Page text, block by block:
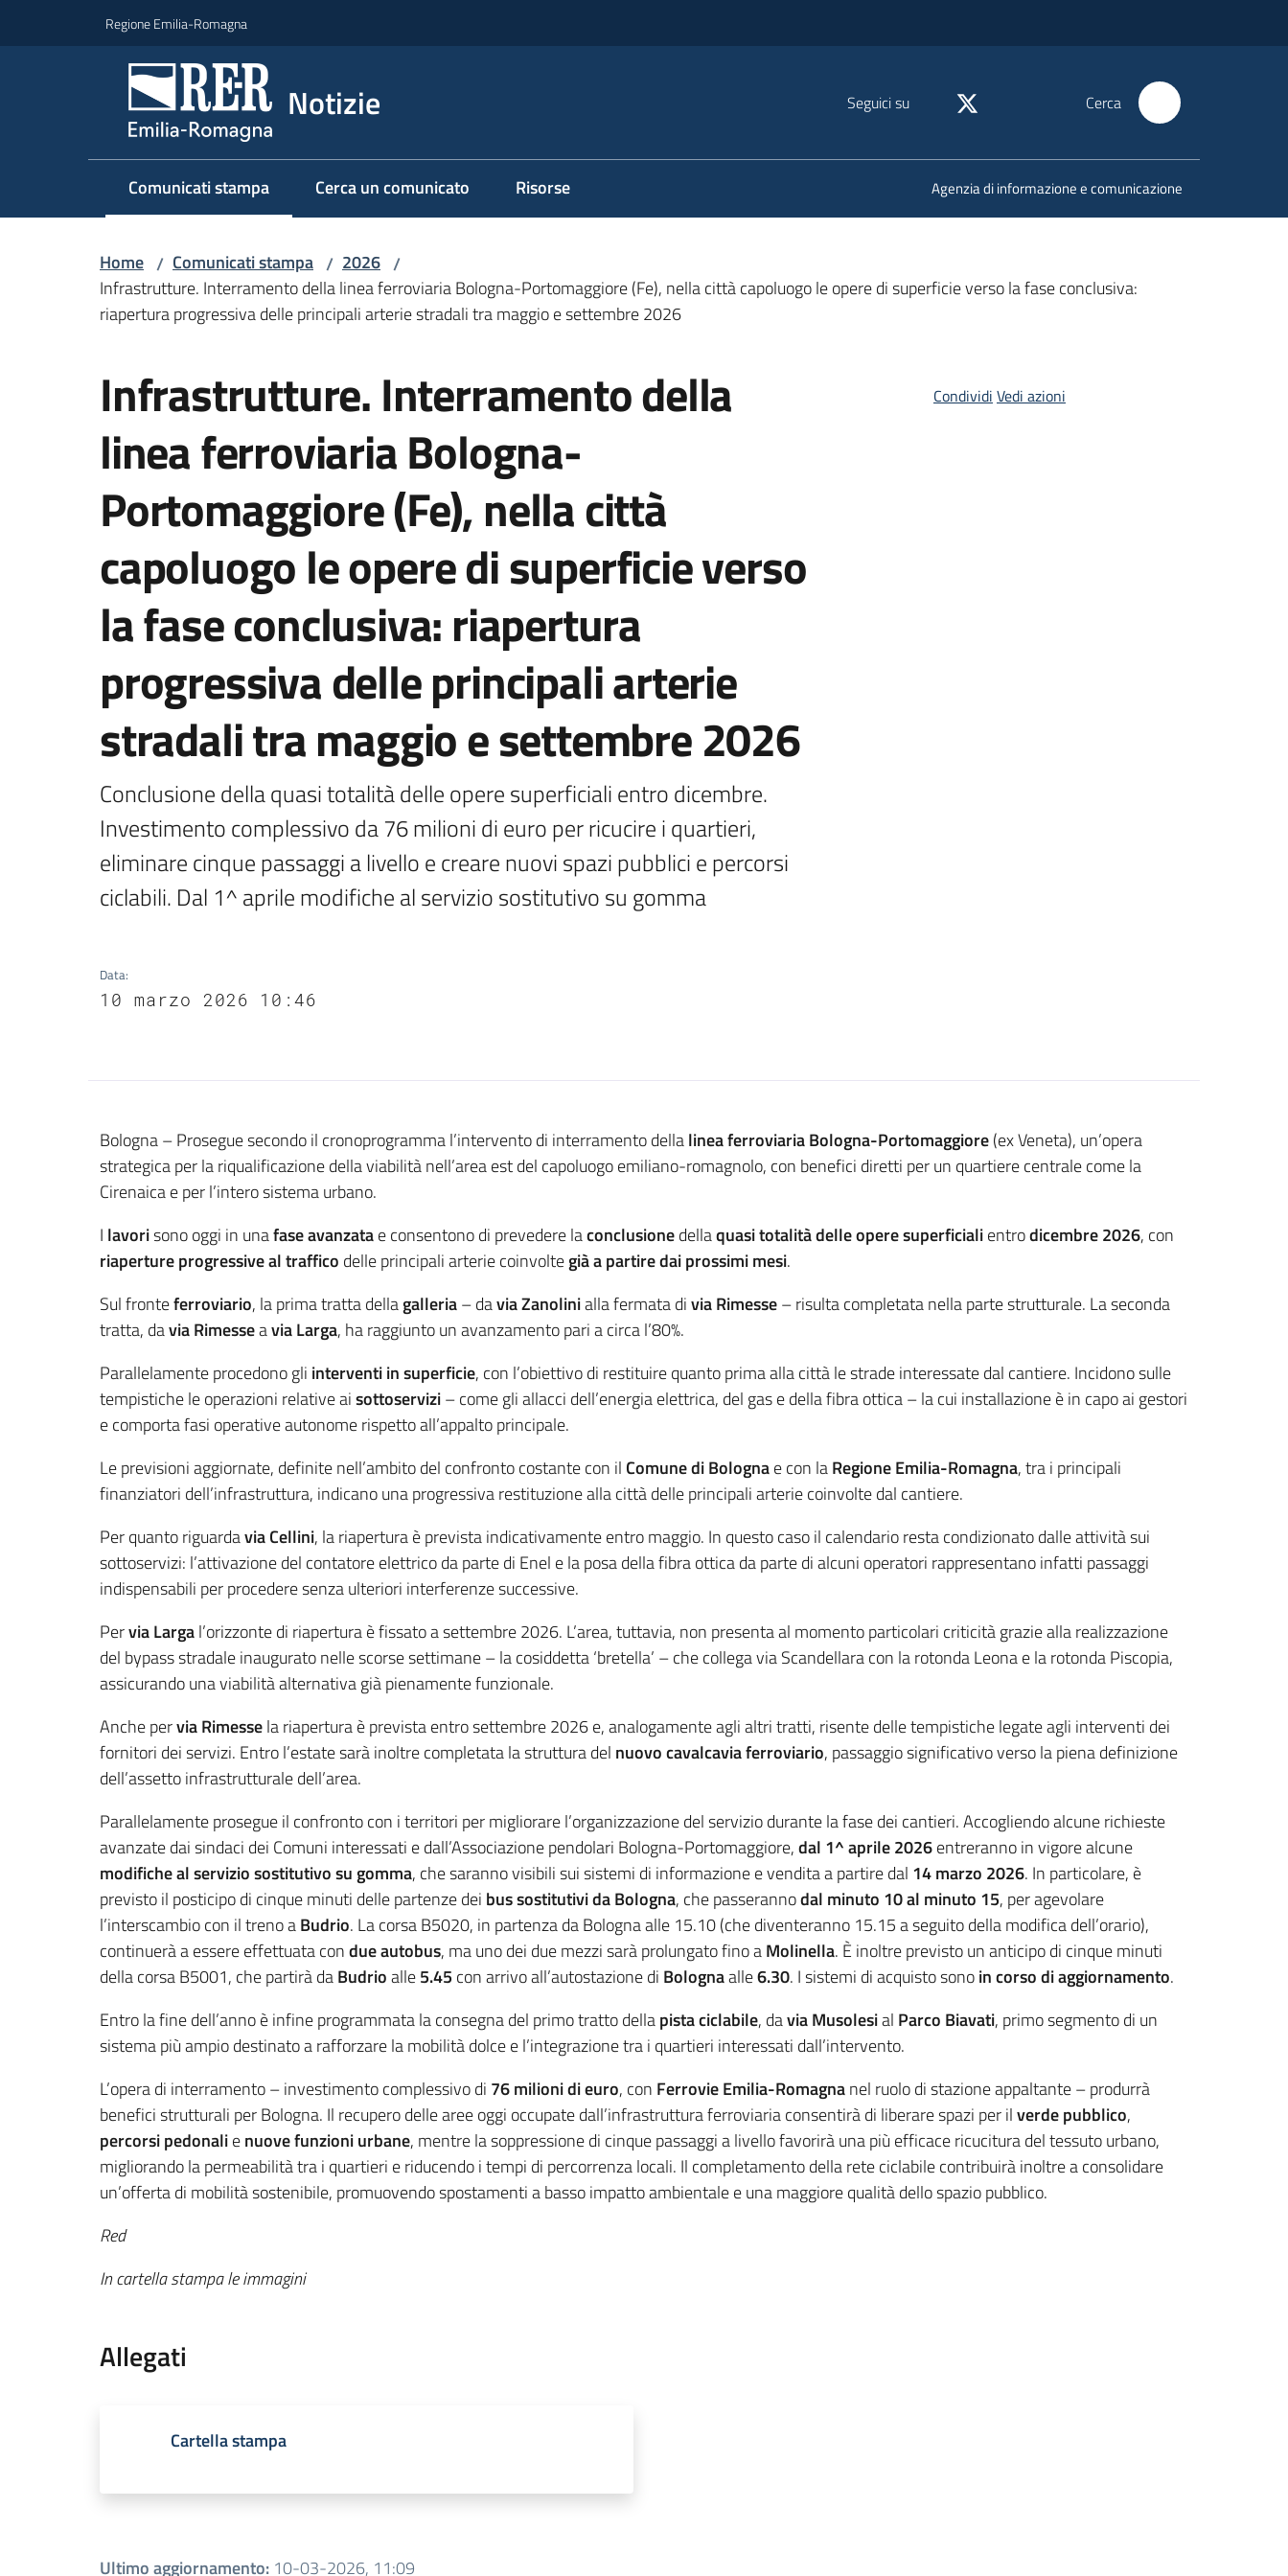
Regione Emilia-Romagna
Notizie Seguici su Cerca
Comunicati stampa
Menu selezionato Cerca un comunicato Risorse Agenzia di informazione e comunicazione
Home / Comunicati stampa / 2026 /
Infrastrutture. Interramento della linea ferroviaria Bologna-Portomaggiore (Fe), nella città capoluogo le opere di superficie verso la fase conclusiva:
riapertura progressiva delle principali arterie stradali tra maggio e settembre 2026
Infrastrutture. Interramento della
linea ferroviaria Bologna-
Portomaggiore (Fe), nella città
capoluogo le opere di superficie verso
la fase conclusiva: riapertura
progressiva delle principali arterie
stradali tra maggio e settembre 2026
Conclusione della quasi totalità delle opere superficiali entro dicembre.
Investimento complessivo da 76 milioni di euro per ricucire i quartieri,
eliminare cinque passaggi a livello e creare nuovi spazi pubblici e percorsi
ciclabili. Dal 1^ aprile modifiche al servizio sostitutivo su gomma
Data:
10 marzo 2026 10:46
Condividi Vedi azioni
Contenuto
Bologna – Prosegue secondo il cronoprogramma l’intervento di interramento dellalinea ferroviaria Bologna-Portomaggiore(ex Veneta), un’opera
strategica per la riqualificazione della viabilità nell’area est del capoluogo emiliano-romagnolo, con benefici diretti per un quartiere centrale come la
Cirenaica e per l’intero sistema urbano.
I lavorisono oggi in unafase avanzatae consentono di prevedere laconclusionedellaquasi totalità delle opere superficialientrodicembre 2026, con
riaperture progressive al traffico delle principali arterie coinvoltegià a partire dai prossimi mesi.
Sul fronteferroviario, la prima tratta dellagalleria– davia Zanolinialla fermata divia Rimesse– risulta completata nella parte strutturale. La seconda
tratta, davia Rimesseavia Larga, ha raggiunto un avanzamento pari a circa l’80%.
Parallelamente procedono gli interventi in superficie, con l’obiettivo di restituire quanto prima alla città le strade interessate dal cantiere. Incidono sulle
tempistiche le operazioni relative aisottoservizi– come gli allacci dell’energia elettrica, del gas e della fibra ottica – la cui installazione è in capo ai gestori
e comporta fasi operative autonome rispetto all’appalto principale.
Le previsioni aggiornate, definite nell’ambito del confronto costante con il Comune di Bolognae con laRegione Emilia-Romagna, tra i principali
finanziatori dell’infrastruttura, indicano una progressiva restituzione alla città delle principali arterie coinvolte dal cantiere.
Per quanto riguardavia Cellini, la riapertura è prevista indicativamente entro maggio. In questo caso il calendario resta condizionato dalle attività sui
sottoservizi: l’attivazione del contatore elettrico da parte di Enel e la posa della fibra ottica da parte di alcuni operatori rappresentano infatti passaggi
indispensabili per procedere senza ulteriori interferenze successive.
Pervia Largal’orizzonte di riapertura è fissato a settembre 2026. L’area, tuttavia, non presenta al momento particolari criticità grazie alla realizzazione
del bypass stradale inaugurato nelle scorse settimane – la cosiddetta ‘bretella’ – che collega via Scandellara con la rotonda Leona e la rotonda Piscopia,
assicurando una viabilità alternativa già pienamente funzionale.
Anche pervia Rimessela riapertura è prevista entro settembre 2026 e, analogamente agli altri tratti, risente delle tempistiche legate agli interventi dei
fornitori dei servizi. Entro l’estate sarà inoltre completata la struttura del nuovo cavalcavia ferroviario, passaggio significativo verso la piena definizione
dell’assetto infrastrutturale dell’area.
Parallelamente prosegue il confronto con i territori per migliorare l’organizzazione del servizio durante la fase dei cantieri. Accogliendo alcune richieste
avanzate dai sindaci dei Comuni interessati e dall’Associazione pendolari Bologna-Portomaggiore,dal 1^ aprile 2026entreranno in vigore alcune
modifiche al servizio sostitutivo su gomma, che saranno visibili sui sistemi di informazione e vendita a partire dal 14 marzo 2026. In particolare, è
previsto il posticipo di cinque minuti delle partenze dei bus sostitutivi da Bologna, che passerannodal minuto 10 al minuto 15, per agevolare
l’interscambio con il treno aBudrio. La corsa B5020, in partenza da Bologna alle 15.10 (che diventeranno 15.15 a seguito della modifica dell’orario),
continuerà a essere effettuata condue autobus, ma uno dei due mezzi sarà prolungato fino aMolinella. È inoltre previsto un anticipo di cinque minuti
della corsa B5001, che partirà daBudrioalle5.45 con arrivo all’autostazione di Bolognaalle6.30. I sistemi di acquisto sonoin corso di aggiornamento.
Entro la fine dell’anno è infine programmata la consegna del primo tratto dellapista ciclabile, davia Musolesial Parco Biavati, primo segmento di un
sistema più ampio destinato a rafforzare la mobilità dolce e l’integrazione tra i quartieri interessati dall’intervento.
L’opera di interramento – investimento complessivo di 76 milioni di euro, con Ferrovie Emilia-Romagnanel ruolo di stazione appaltante – produrrà
benefici strutturali per Bologna. Il recupero delle aree oggi occupate dall’infrastruttura ferroviaria consentirà di liberare spazi per ilverde pubblico,
percorsi pedonalienuove funzioni urbane, mentre la soppressione di cinque passaggi a livello favorirà una più efficace ricucitura del tessuto urbano,
migliorando la permeabilità tra i quartieri e riducendo i tempi di percorrenza locali. Il completamento della rete ciclabile contribuirà inoltre a consolidare
un’offerta di mobilità sostenibile, promuovendo spostamenti a basso impatto ambientale e una maggiore qualità dello spazio pubblico.
Red
In cartella stampa le immagini
Allegati
Cartella stampa
Ultimo aggiornamento: 10-03-2026, 11:09